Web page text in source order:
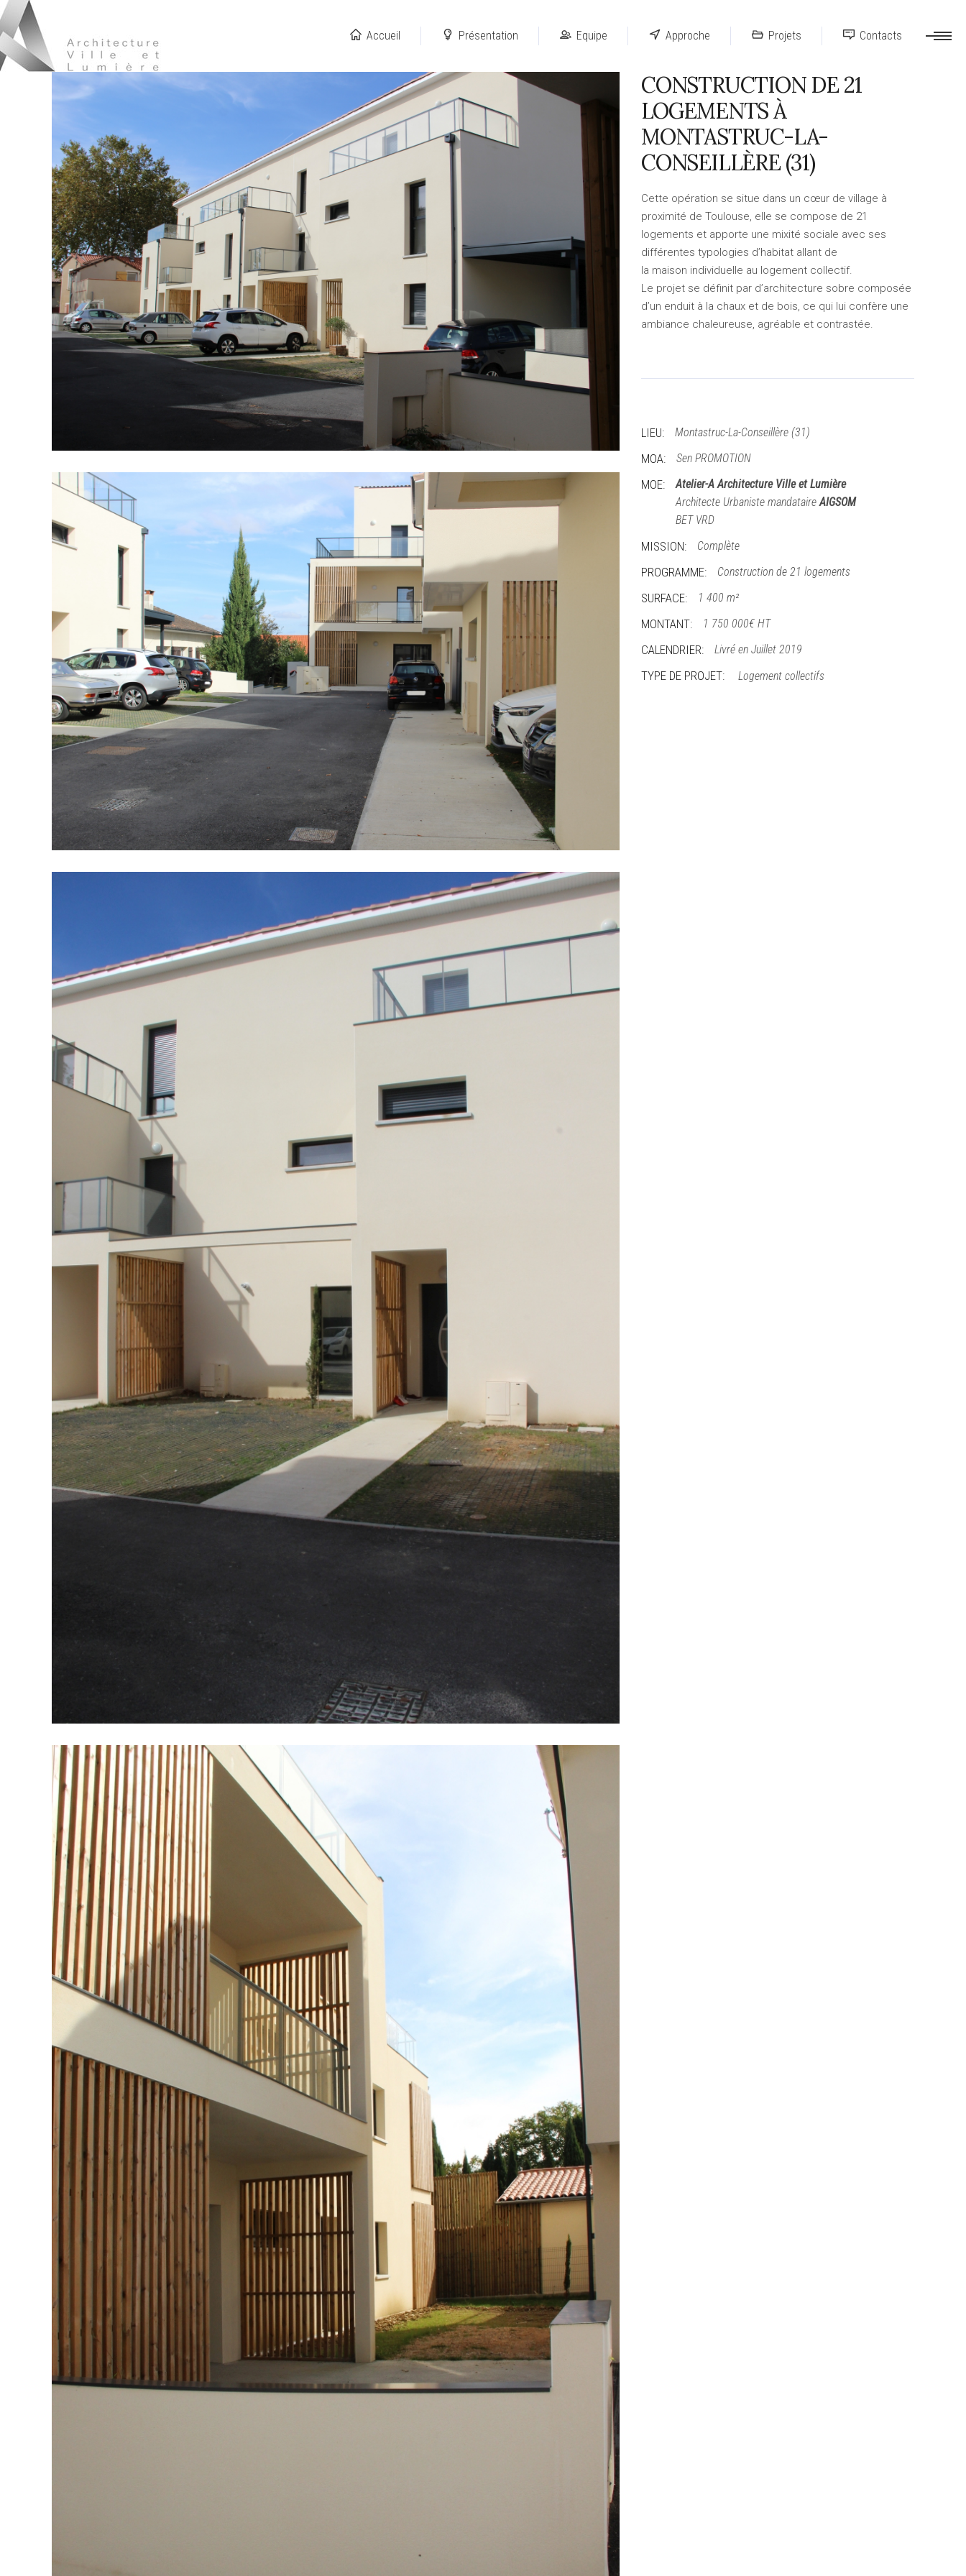
Accueil Présentation Equipe Approche Projets Contacts
CONSTRUCTION DE 21
LOGEMENTS À
MONTASTRUC-LA-
CONSEILLÈRE (31)
Cette opération se situe dans un cœur de village à
proximité de Toulouse, elle se compose de 21
logements et apporte une mixité sociale avec ses
différentes typologies d’habitat allant de
la maison individuelle au logement collectif.
Le projet se définit par d’architecture sobre composée
d’un enduit à la chaux et de bois, ce qui lui confère une
ambiance chaleureuse, agréable et contrastée.
LIEU: Montastruc-La-Conseillère (31)
MOA: Sen PROMOTION
MOE:
Atelier-A Architecture Ville et Lumière
Architecte Urbaniste mandataireAIGSOM
BET VRD
MISSION: Complète
PROGRAMME: Construction de 21 logements
SURFACE: 1 400 m²
MONTANT: 1 750 000€ HT
CALENDRIER: Livré en Juillet 2019
TYPE DE PROJET: Logement collectifs